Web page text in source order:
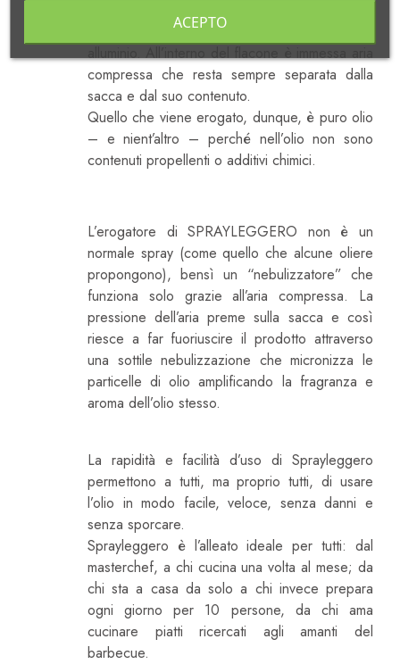
di una sacca che è poi messa nel flacone in
alluminio. All’interno del flacone è immessa aria
compressa che resta sempre separata dalla
sacca e dal suo contenuto.
Quello che viene erogato, dunque, è puro olio
– e nient’altro – perché nell’olio non sono
contenuti propellenti o additivi chimici.
L’erogatore di SPRAYLEGGERO non è un
normale spray (come quello che alcune oliere
propongono), bensì un “nebulizzatore” che
funziona solo grazie all’aria compressa. La
pressione dell’aria preme sulla sacca e così
riesce a far fuoriuscire il prodotto attraverso
una sottile nebulizzazione che micronizza le
particelle di olio amplificando la fragranza e
aroma dell’olio stesso.
La rapidità e facilità d’uso di Sprayleggero
permettono a tutti, ma proprio tutti, di usare
l’olio in modo facile, veloce, senza danni e
senza sporcare.
Sprayleggero è l’alleato ideale per tutti: dal
masterchef, a chi cucina una volta al mese; da
chi sta a casa da solo a chi invece prepara
ogni giorno per 10 persone, da chi ama
cucinare piatti ricercati agli amanti del
barbecue.
ACEPTO